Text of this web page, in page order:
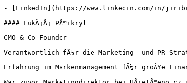
- [LinkedIn](https://www.linkedin.com/in/
#### LukÃ¡Å¡ PÅ™ikryl
CMO & Co-Founder
Verantwortlich fÃ¼r die Marketing- und PR-
Erfahrung im Markenmanagement fÃ¼r groÃŸe